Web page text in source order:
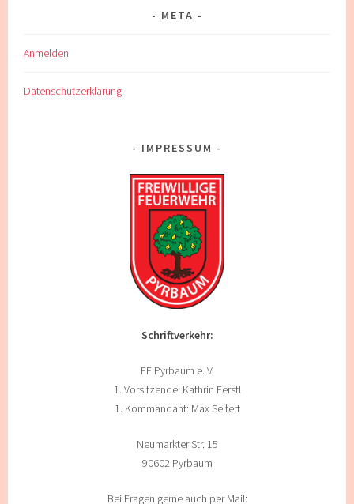
META
Anmelden
Datenschutzerklärung
IMPRESSUM
Schriftverkehr:
FF Pyrbaum e. V.
1. Vorsitzende: Kathrin Ferstl
1. Kommandant: Max Seifert
Neumarkter Str. 15
90602 Pyrbaum
Bei Fragen gerne auch per Mail: